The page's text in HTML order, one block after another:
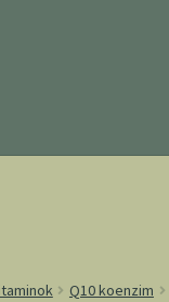
Q10 koenzim